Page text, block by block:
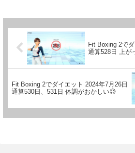
Fit Boxing 2で
通算528日 上が
Fit Boxing 2でダイエット 2024年7月26日
通算530日、531日 体調がおかしい😥